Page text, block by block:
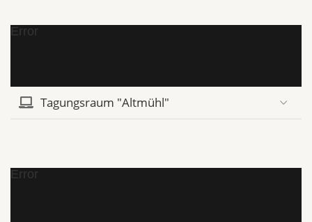
Error
Tagungsraum "Altmühl"
Error